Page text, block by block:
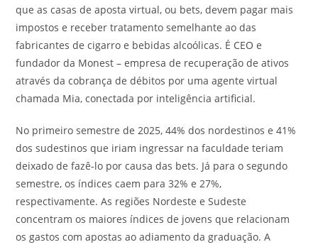
que as casas de aposta virtual, ou bets, devem pagar mais
impostos e receber tratamento semelhante ao das
fabricantes de cigarro e bebidas alcoólicas. É CEO e
fundador da Monest – empresa de recuperação de ativos
através da cobrança de débitos por uma agente virtual
chamada Mia, conectada por inteligência artificial.
No primeiro semestre de 2025, 44% dos nordestinos e 41%
dos sudestinos que iriam ingressar na faculdade teriam
deixado de fazê-lo por causa das bets. Já para o segundo
semestre, os índices caem para 32% e 27%,
respectivamente. As regiões Nordeste e Sudeste
concentram os maiores índices de jovens que relacionam
os gastos com apostas ao adiamento da graduação. A